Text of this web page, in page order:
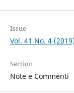
Issue
Vol. 41 No. 4
Section
Note e Commenti